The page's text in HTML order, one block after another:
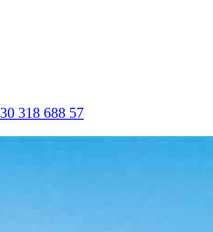
318 688 57